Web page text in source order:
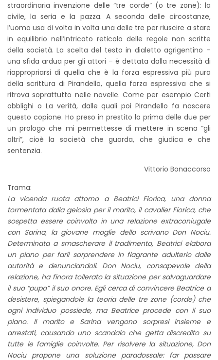
straordinaria invenzione delle “tre corde” (o tre zone): la
civile, la seria e la pazza. A seconda delle circostanze,
l’uomo usa di volta in volta una delle tre per riuscire a stare
in equilibrio nell’intricato reticolo delle regole non scritte
della società. La scelta del testo in dialetto agrigentino –
una sfida ardua per gli attori – è dettata dalla necessità di
riappropriarsi di quella che è la forza espressiva più pura
della scrittura di Pirandello, quella forza espressiva che si
ritrova soprattutto nelle novelle. Come per esempio Certi
obblighi o La verità, dalle quali poi Pirandello fa nascere
questo copione. Ho preso in prestito la prima delle due per
un prologo che mi permettesse di mettere in scena “gli
altri”, cioè la società che guarda, che giudica e che
sentenzia.
Vittorio Bonaccorso
Trama:
La vicenda ruota attorno a Beatrici Fiorica, una donna
tormentata dalla gelosia per il marito, il cavalier Fiorica, che
sospetta essere coinvolto in una relazione extraconiugale
con Sarina, la giovane moglie dello scrivano Don Nociu.
Determinata a smascherare il tradimento, Beatrici elabora
un piano per farli sorprendere in flagrante adulterio dalle
autorità e denunciandoli. Don Nociu, consapevole della
relazione, ha finora tollerato la situazione per salvaguardare
il suo “pupo” il suo onore. Egli cerca di convincere Beatrice a
desistere, spiegandole la teoria delle tre zone (corde) che
ogni individuo possiede, ma Beatrice procede con il suo
piano. Il marito e Sarina vengono sorpresi insieme e
arrestati, causando uno scandalo che getta discredito su
tutte le famiglie coinvolte. Per risolvere la situazione, Don
Nociu propone una soluzione paradossale: far passare